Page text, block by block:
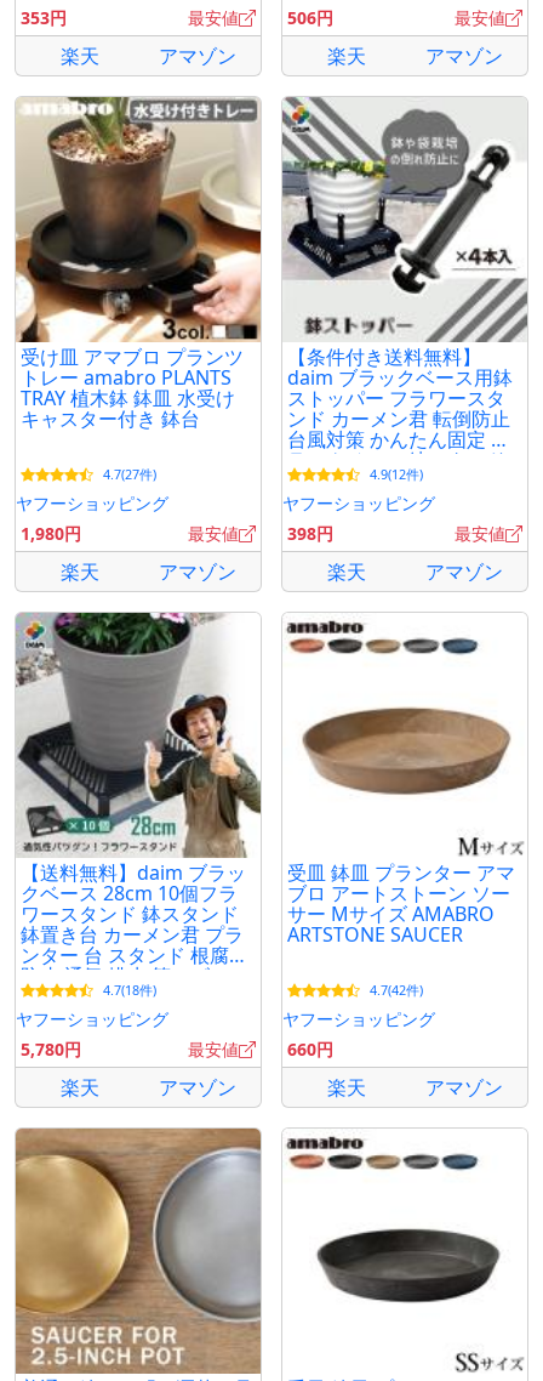
353円
最安値
楽天 アマゾン
506円
最安値
楽天 アマゾン
受け皿 アマブロ プランツ
トレー amabro PLANTS
TRAY 植木鉢 鉢皿 水受け
キャスター付き 鉢台
4.7(27件)
ヤフーショッピング
1,980円
最安値
楽天 アマゾン
【条件付き送料無料】
daim ブラックベース用鉢
ストッパー フラワースタ
ンド カーメン君 転倒防止
台風対策 かんたん固定 ブ
ラックベース 鉢スタンド
鉢固定 植木鉢 台 園芸
4.9(12件)
ヤフーショッピング
398円
最安値
楽天 アマゾン
【送料無料】daim ブラッ
クベース 28cm 10個フラ
ワースタンド 鉢スタンド
鉢置き台 カーメン君 プラ
ンター 台 スタンド 根腐れ
防止 通気 排水 第一ビニー
ル 4.7(18件)
ヤフーショッピング
5,780円
最安値
楽天 アマゾン
受皿 鉢皿 プランター アマ
ブロ アートストーン ソー
サー Mサイズ AMABRO
ARTSTONE SAUCER
4.7(42件)
ヤフーショッピング
660円
楽天 アマゾン